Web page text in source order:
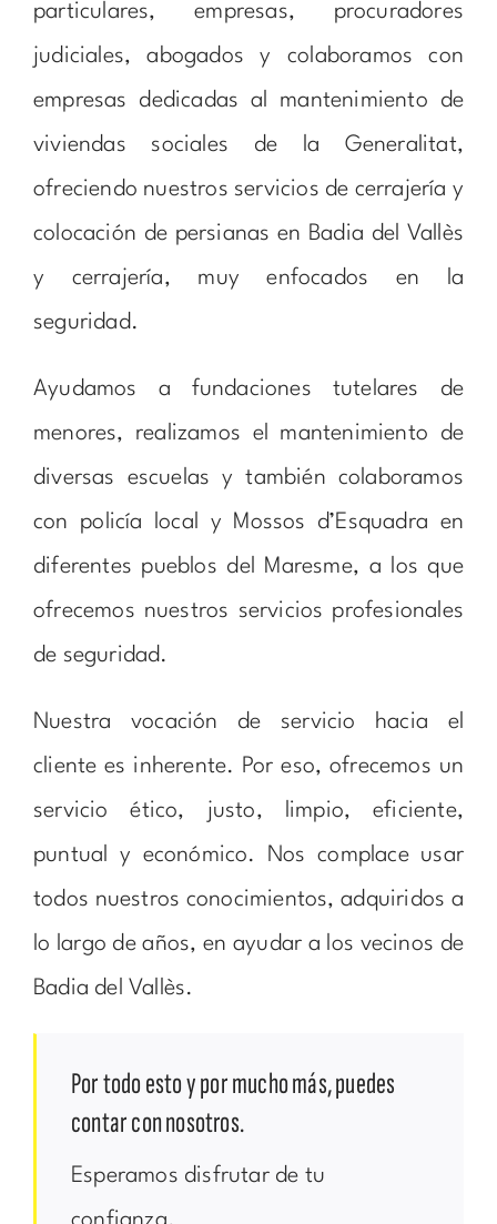
particulares, empresas, procuradores
judiciales, abogados y colaboramos con
empresas dedicadas al mantenimiento de
viviendas sociales de la Generalitat,
ofreciendo nuestros servicios de cerrajería y
colocación de persianas en Badia del Vallès
y cerrajería, muy enfocados en la
seguridad.
Ayudamos a fundaciones tutelares de
menores, realizamos el mantenimiento de
diversas escuelas y también colaboramos
con policía local y Mossos d’Esquadra en
diferentes pueblos del Maresme, a los que
ofrecemos nuestros servicios profesionales
de seguridad.
Nuestra vocación de servicio hacia el
cliente es inherente. Por eso, ofrecemos un
servicio ético, justo, limpio, eficiente,
puntual y económico. Nos complace usar
todos nuestros conocimientos, adquiridos a
lo largo de años, en ayudar a los vecinos de
Badia del Vallès.
Por todo esto y por mucho más, puedes
contar con nosotros.
Esperamos disfrutar de tu